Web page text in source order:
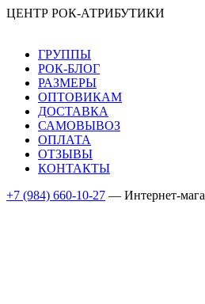
ЦЕНТР РОК-АТРИБУТИКИ
ГРУППЫ
РОК-БЛОГ
РАЗМЕРЫ
ОПТОВИКАМ
ДОСТАВКА
САМОВЫВОЗ
ОПЛАТА
ОТЗЫВЫ
КОНТАКТЫ
+7 (984) 660-10-27 — Интернет-